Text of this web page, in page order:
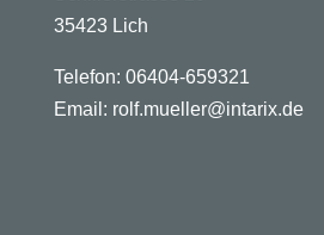
35423 Lich
Telefon: 06404-659321
Email: rolf.mueller@intarix.de